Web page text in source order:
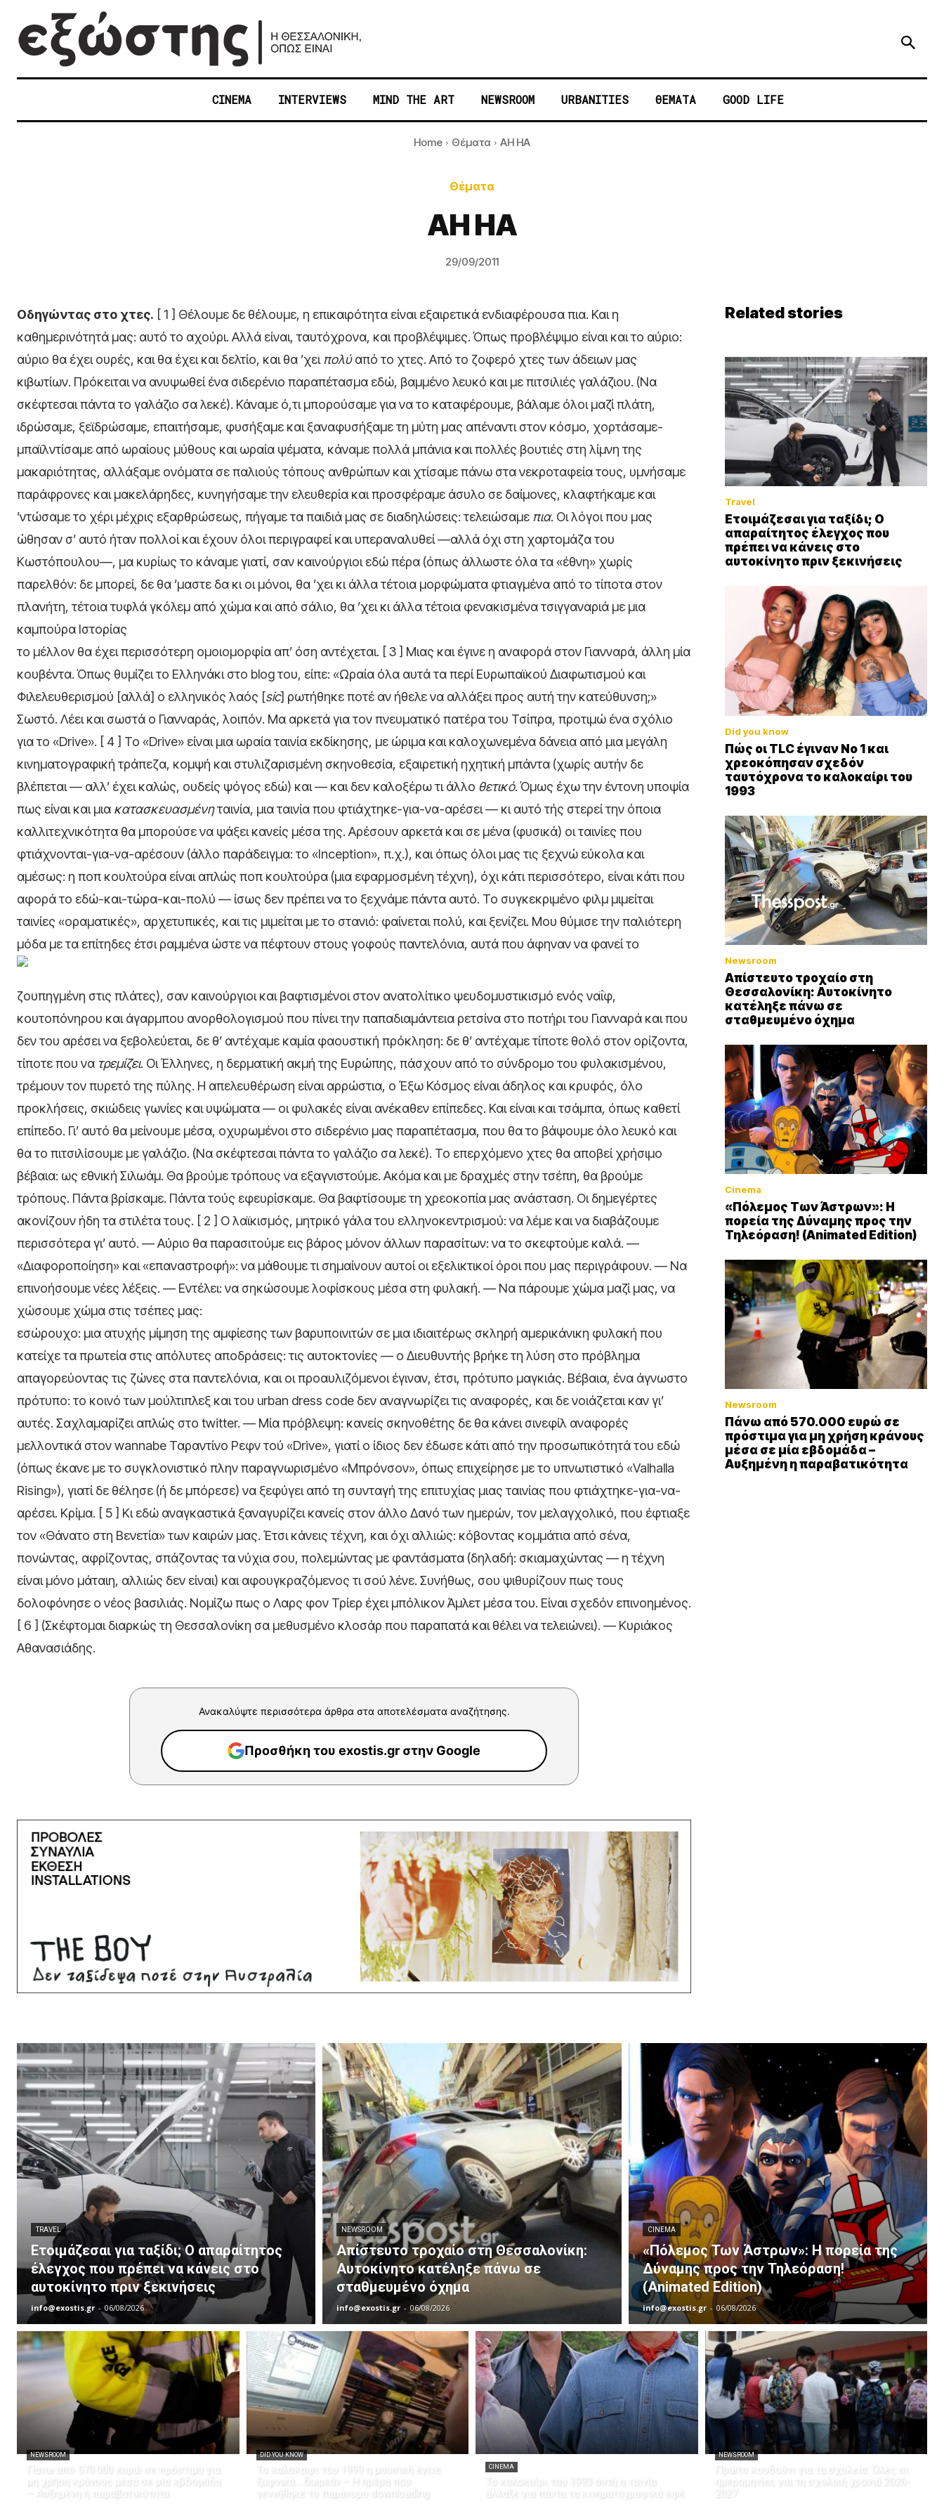
CINEMA INTERVIEWS MIND THE ART NEWSROOM URBANITIES ΘΕΜΑΤΑ GOOD LIFE
Home Θέματα AH HA
Θέματα
AH HA
29/09/2011
Οδηγώντας στο χτες. [ 1 ] Θέλουμε δε θέλουμε, η επικαιρότητα είναι εξαιρετικά ενδιαφέρουσα πια. Και η
καθημερινότητά μας: αυτό το αχούρι. Αλλά είναι, ταυτόχρονα, και προβλέψιμες. Όπως προβλέψιμο είναι και το αύριο:
αύριο θα έχει ουρές, και θα έχει και δελτίο, και θα ’χει πολύαπό το χτες. Από το ζοφερό χτες των άδειων μας
κιβωτίων. Πρόκειται να ανυψωθεί ένα σιδερένιο παραπέτασμα εδώ, βαμμένο λευκό και με πιτσιλιές γαλάζιου. (Να
σκέφτεσαι πάντα το γαλάζιο σα λεκέ). Κάναμε ό,τι μπορούσαμε για να το καταφέρουμε, βάλαμε όλοι μαζί πλάτη,
ιδρώσαμε, ξεϊδρώσαμε, επαιτήσαμε, φυσήξαμε και ξαναφυσήξαμε τη μύτη μας απέναντι στον κόσμο, χορτάσαμε-
μπαϊλντίσαμε από ωραίους μύθους και ωραία ψέματα, κάναμε πολλά μπάνια και πολλές βουτιές στη λίμνη της
μακαριότητας, αλλάξαμε ονόματα σε παλιούς τόπους ανθρώπων και χτίσαμε πάνω στα νεκροταφεία τους, υμνήσαμε
παράφρονες και μακελάρηδες, κυνηγήσαμε την ελευθερία και προσφέραμε άσυλο σε δαίμονες, κλαφτήκαμε και
’ντώσαμε το χέρι μέχρις εξαρθρώσεως, πήγαμε τα παιδιά μας σε διαδηλώσεις: τελειώσαμε πια. Οι λόγοι που μας
ώθησαν σ’ αυτό ήταν πολλοί και έχουν όλοι περιγραφεί και υπεραναλυθεί —αλλά όχι στη χαρτομάζα του
Κωστόπουλου—, μα κυρίως το κάναμε γιατί, σαν καινούργιοι εδώ πέρα (όπως άλλωστε όλα τα «έθνη» χωρίς
παρελθόν: δε μπορεί, δε θα ’μαστε δα κι οι μόνοι, θα ’χει κι άλλα τέτοια μορφώματα φτιαγμένα από το τίποτα στον
πλανήτη, τέτοια τυφλά γκόλεμ από χώμα και από σάλιο, θα ’χει κι άλλα τέτοια φενακισμένα τσιγγαναριά με μια
καμπούρα Ιστορίας
το μέλλον θα έχει περισσότερη ομοιομορφία απ’ όση αντέχεται. [ 3 ] Μιας και έγινε η αναφορά στον Γιανναρά, άλλη μία
κουβέντα. Όπως θυμίζει το Ελληνάκι στο blog του, είπε: «Ωραία όλα αυτά τα περί Ευρωπαϊκού Διαφωτισμού και
Φιλελευθερισμού [αλλά] ο ελληνικός λαός [sic] ρωτήθηκε ποτέ αν ήθελε να αλλάξει προς αυτή την κατεύθυνση;»
Σωστό. Λέει και σωστά ο Γιανναράς, λοιπόν. Μα αρκετά για τον πνευματικό πατέρα του Τσίπρα, προτιμώ ένα σχόλιο
για το «Drive». [ 4 ] Το «Drive» είναι μια ωραία ταινία εκδίκησης, με ώριμα και καλοχωνεμένα δάνεια από μια μεγάλη
κινηματογραφική τράπεζα, κομψή και στυλιζαρισμένη σκηνοθεσία, εξαιρετική ηχητική μπάντα (χωρίς αυτήν δε
βλέπεται — αλλ’ έχει καλώς, ουδείς ψόγος εδώ) και — και δεν καλοξέρω τι άλλο θετικό. Όμως έχω την έντονη υποψία
πως είναι και μια κατασκευασμένηταινία, μια ταινία που φτιάχτηκε-για-να-αρέσει — κι αυτό τής στερεί την όποια
καλλιτεχνικότητα θα μπορούσε να ψάξει κανείς μέσα της. Αρέσουν αρκετά και σε μένα (φυσικά) οι ταινίες που
φτιάχνονται-για-να-αρέσουν (άλλο παράδειγμα: το «Inception», π.χ.), και όπως όλοι μας τις ξεχνώ εύκολα και
αμέσως: η ποπ κουλτούρα είναι απλώς ποπ κουλτούρα (μια εφαρμοσμένη τέχνη), όχι κάτι περισσότερο, είναι κάτι που
αφορά το εδώ-και-τώρα-και-πολύ — ίσως δεν πρέπει να το ξεχνάμε πάντα αυτό. Το συγκεκριμένο φιλμ μιμείται
ταινίες «οραματικές», αρχετυπικές, και τις μιμείται με το στανιό: φαίνεται πολύ, και ξενίζει. Μου θύμισε την παλιότερη
μόδα με τα επίτηδες έτσι ραμμένα ώστε να πέφτουν στους γοφούς παντελόνια, αυτά που άφηναν να φανεί το
ζουπηγμένη στις πλάτες), σαν καινούργιοι και βαφτισμένοι στον ανατολίτικο ψευδομυστικισμό ενός ναΐφ,
κουτοπόνηρου και άγαρμπου ανορθολογισμού που πίνει την παπαδιαμάντεια ρετσίνα στο ποτήρι του Γιανναρά και που
δεν του αρέσει να ξεβολεύεται, δε θ’ αντέχαμε καμία φαουστική πρόκληση: δε θ’ αντέχαμε τίποτε θολό στον ορίζοντα,
τίποτε που να τρεμίζει. Οι Έλληνες, η δερματική ακμή της Ευρώπης, πάσχουν από το σύνδρομο του φυλακισμένου,
τρέμουν τον πυρετό της πύλης. Η απελευθέρωση είναι αρρώστια, ο Έξω Κόσμος είναι άδηλος και κρυφός, όλο
προκλήσεις, σκιώδεις γωνίες και υψώματα — οι φυλακές είναι ανέκαθεν επίπεδες. Και είναι και τσάμπα, όπως καθετί
επίπεδο. Γι’ αυτό θα μείνουμε μέσα, οχυρωμένοι στο σιδερένιο μας παραπέτασμα, που θα το βάψουμε όλο λευκό και
θα το πιτσιλίσουμε με γαλάζιο. (Να σκέφτεσαι πάντα το γαλάζιο σα λεκέ). Το επερχόμενο χτες θα αποβεί χρήσιμο
βέβαια: ως εθνική Σιλωάμ. Θα βρούμε τρόπους να εξαγνιστούμε. Ακόμα και με δραχμές στην τσέπη, θα βρούμε
τρόπους. Πάντα βρίσκαμε. Πάντα τούς εφευρίσκαμε. Θα βαφτίσουμε τη χρεοκοπία μας ανάσταση. Οι δημεγέρτες
ακονίζουν ήδη τα στιλέτα τους. [ 2 ] Ο λαϊκισμός, μητρικό γάλα του ελληνοκεντρισμού: να λέμε και να διαβάζουμε
περισσότερα γι’ αυτό. — Αύριο θα παρασιτούμε εις βάρος μόνον άλλων παρασίτων: να το σκεφτούμε καλά. —
«Διαφοροποίηση» και «επαναστροφή»: να μάθουμε τι σημαίνουν αυτοί οι εξελικτικοί όροι που μας περιγράφουν. — Να
επινοήσουμε νέες λέξεις. — Εντέλει: να σηκώσουμε λοφίσκους μέσα στη φυλακή. — Να πάρουμε χώμα μαζί μας, να
χώσουμε χώμα στις τσέπες μας:
εσώρουχο: μια ατυχής μίμηση της αμφίεσης των βαρυποινιτών σε μια ιδιαιτέρως σκληρή αμερικάνικη φυλακή που
κατείχε τα πρωτεία στις απόλυτες αποδράσεις: τις αυτοκτονίες — ο Διευθυντής βρήκε τη λύση στο πρόβλημα
απαγορεύοντας τις ζώνες στα παντελόνια, και οι προαυλιζόμενοι έγιναν, έτσι, πρότυπο μαγκιάς. Βέβαια, ένα άγνωστο
πρότυπο: το κοινό των μούλτιπλεξ και του urban dress code δεν αναγνωρίζει τις αναφορές, και δε νοιάζεται καν γι’
αυτές. Σαχλαμαρίζει απλώς στο twitter. — Μία πρόβλεψη: κανείς σκηνοθέτης δε θα κάνει σινεφίλ αναφορές
μελλοντικά στον wannabe Ταραντίνο Ρεφν τού «Drive», γιατί ο ίδιος δεν έδωσε κάτι από την προσωπικότητά του εδώ
(όπως έκανε με το συγκλονιστικό πλην παραγνωρισμένο «Μπρόνσον», όπως επιχείρησε με το υπνωτιστικό «Valhalla
Rising»), γιατί δε θέλησε (ή δε μπόρεσε) να ξεφύγει από τη συνταγή της επιτυχίας μιας ταινίας που φτιάχτηκε-για-να-
αρέσει. Κρίμα. [ 5 ] Κι εδώ αναγκαστικά ξαναγυρίζει κανείς στον άλλο Δανό των ημερών, τον μελαγχολικό, που έφτιαξε
τον «Θάνατο στη Βενετία» των καιρών μας. Έτσι κάνεις τέχνη, και όχι αλλιώς: κόβοντας κομμάτια από σένα,
πονώντας, αφρίζοντας, σπάζοντας τα νύχια σου, πολεμώντας με φαντάσματα (δηλαδή: σκιαμαχώντας — η τέχνη
είναι μόνο μάταιη, αλλιώς δεν είναι) και αφουγκραζόμενος τι σού λένε. Συνήθως, σου ψιθυρίζουν πως τους
δολοφόνησε ο νέος βασιλιάς. Νομίζω πως ο Λαρς φον Τρίερ έχει μπόλικον Άμλετ μέσα του. Είναι σχεδόν επινοημένος.
[ 6 ] (Σκέφτομαι διαρκώς τη Θεσσαλονίκη σα μεθυσμένο κλοσάρ που παραπατά και θέλει να τελειώνει). — Κυριάκος
Αθανασιάδης.
Ανακαλύψτε περισσότερα άρθρα στα αποτελέσματα αναζήτησης.
Προσθήκη του exostis.gr στην Google
Related stories
Travel
Ετοιμάζεσαι για ταξίδι; Ο
απαραίτητος έλεγχος που
πρέπει να κάνεις στο
αυτοκίνητο πριν ξεκινήσεις
Did you know
Πώς οι TLC έγιναν Νο 1 και
χρεοκόπησαν σχεδόν
ταυτόχρονα το καλοκαίρι του
1993
Newsroom
Απίστευτο τροχαίο στη
Θεσσαλονίκη: Αυτοκίνητο
κατέληξε πάνω σε
σταθμευμένο όχημα
Cinema
«Πόλεμος Των Άστρων»: Η
πορεία της Δύναμης προς την
Τηλεόραση! (Animated Edition)
Newsroom
Πάνω από 570.000 ευρώ σε
πρόστιμα για μη χρήση κράνους
μέσα σε μία εβδομάδα –
Αυξημένη η παραβατικότητα
TRAVEL
Ετοιμάζεσαι για ταξίδι; Ο απαραίτητος
έλεγχος που πρέπει να κάνεις στο
αυτοκίνητο πριν ξεκινήσεις
info@exostis.gr - 06/08/2026
NEWSROOM
Απίστευτο τροχαίο στη Θεσσαλονίκη:
Αυτοκίνητο κατέληξε πάνω σε
σταθμευμένο όχημα
info@exostis.gr - 06/08/2026
CINEMA
«Πόλεμος Των Άστρων»: Η πορεία της
Δύναμης προς την Τηλεόραση!
(Animated Edition)
info@exostis.gr - 06/08/2026
NEWSROOM
Πάνω από 570.000 ευρώ σε πρόστιμα για
μη χρήση κράνους μέσα σε μία εβδομάδα
– Αυξημένη η παραβατικότητα
DID YOU KNOW
Το καλοκαίρι του 1999 η μουσική έγινε
ξαφνικά… δωρεάν – Η ημέρα που
γεννήθηκε το παράνομο downloading
CINEMA
Το καλοκαίρι του 1993 αυτή η ταινία
άλλαξε για πάντα τα κινηματογραφικά εφέ
NEWSROOM
Πρώτο κουδούνι για τα σχολεία: Όλες οι
ημερομηνίες για τη σχολική χρονιά 2026-